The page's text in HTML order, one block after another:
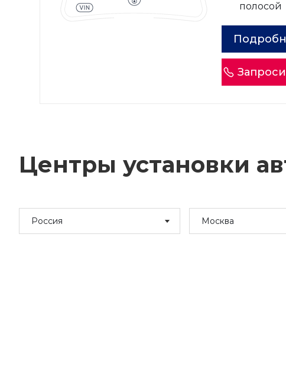
полосой
Центры установки
Россия Москва